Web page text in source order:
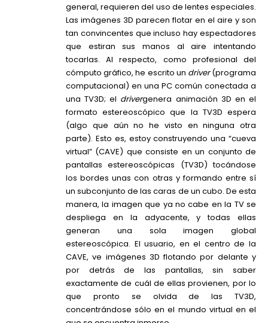
general, requieren del uso de lentes especiales.
Las imágenes 3D parecen flotar en el aire y son
tan convincentes que incluso hay espectadores
que estiran sus manos al aire intentando
tocarlas. Al respecto, como profesional del
cómputo gráfico, he escrito un driver(programa
computacional) en una PC común conectada a
una TV3D; el drivergenera animación 3D en el
formato estereoscópico que la TV3D espera
(algo que aún no he visto en ninguna otra
parte). Esto es, estoy construyendo una “cueva
virtual” (CAVE) que consiste en un conjunto de
pantallas estereoscópicas (TV3D) tocándose
los bordes unas con otras y formando entre sí
un subconjunto de las caras de un cubo. De esta
manera, la imagen que ya no cabe en la TV se
despliega en la adyacente, y todas ellas
generan una sola imagen global
estereoscópica. El usuario, en el centro de la
CAVE, ve imágenes 3D flotando por delante y
por detrás de las pantallas, sin saber
exactamente de cuál de ellas provienen, por lo
que pronto se olvida de las TV3D,
concentrándose sólo en el mundo virtual en el